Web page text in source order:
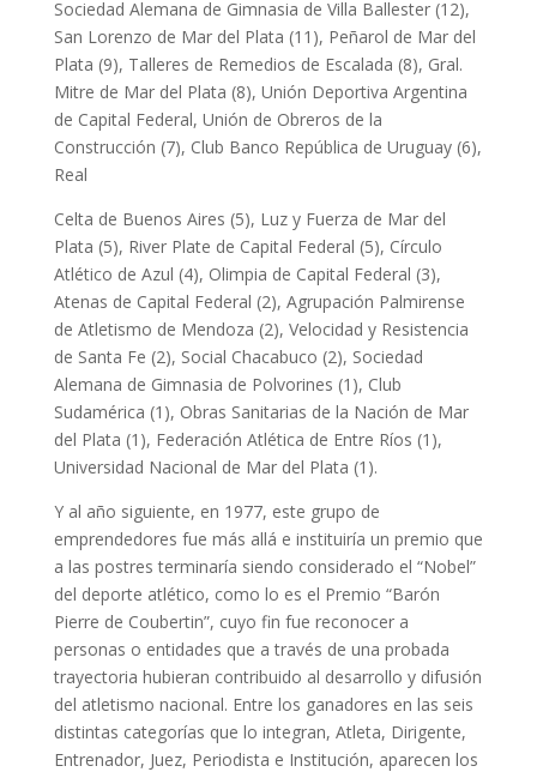
Sociedad Alemana de Gimnasia de Villa Ballester (12),
San Lorenzo de Mar del Plata (11), Peñarol de Mar del
Plata (9), Talleres de Remedios de Escalada (8), Gral.
Mitre de Mar del Plata (8), Unión Deportiva Argentina
de Capital Federal, Unión de Obreros de la
Construcción (7), Club Banco República de Uruguay (6),
Real
Celta de Buenos Aires (5), Luz y Fuerza de Mar del
Plata (5), River Plate de Capital Federal (5), Círculo
Atlético de Azul (4), Olimpia de Capital Federal (3),
Atenas de Capital Federal (2), Agrupación Palmirense
de Atletismo de Mendoza (2), Velocidad y Resistencia
de Santa Fe (2), Social Chacabuco (2), Sociedad
Alemana de Gimnasia de Polvorines (1), Club
Sudamérica (1), Obras Sanitarias de la Nación de Mar
del Plata (1), Federación Atlética de Entre Ríos (1),
Universidad Nacional de Mar del Plata (1).
Y al año siguiente, en 1977, este grupo de
emprendedores fue más allá e instituiría un premio que
a las postres terminaría siendo considerado el “Nobel”
del deporte atlético, como lo es el Premio “Barón
Pierre de Coubertin”, cuyo fin fue reconocer a
personas o entidades que a través de una probada
trayectoria hubieran contribuido al desarrollo y difusión
del atletismo nacional. Entre los ganadores en las seis
distintas categorías que lo integran, Atleta, Dirigente,
Entrenador, Juez, Periodista e Institución, aparecen los